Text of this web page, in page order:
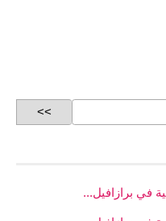
في برازافيل...